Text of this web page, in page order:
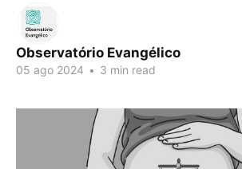
Observatório Evangélico
05 ago 2024 • 3 min read